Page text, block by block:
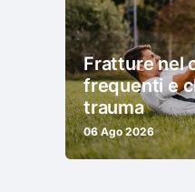
Fratture nel
frequenti e
trauma
06 Ago 2026